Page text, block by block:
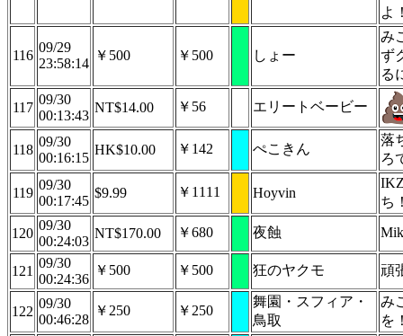
よ
116
09/29
23:58:14
￥500 ￥500 しょー
み
ず
る
117
09/30
00:13:43
NT$14.00 ￥56 エリートベービー
118
09/30
00:16:15
HK$10.00 ￥142 ぺこきん
落
ろ
119
09/30
00:17:45
$9.99 ￥1111 Hoyvin
ち
120
09/30
00:24:03
NT$170.00 ￥680 夜蝕
121
09/30
00:24:36
￥500 ￥500 狂のヤクモ 頑
122
09/30
00:46:28
￥250 ￥250
舞園・スフィア・
鳥取
み
を